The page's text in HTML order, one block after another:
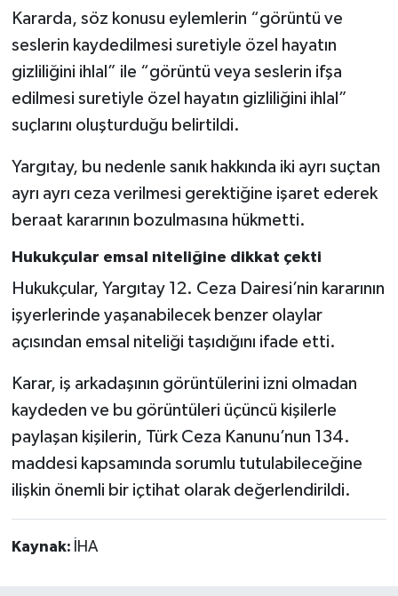
Kararda, söz konusu eylemlerin “görüntü ve
seslerin kaydedilmesi suretiyle özel hayatın
gizliliğini ihlal” ile “görüntü veya seslerin ifşa
edilmesi suretiyle özel hayatın gizliliğini ihlal”
suçlarını oluşturduğu belirtildi.
Yargıtay, bu nedenle sanık hakkında iki ayrı suçtan
ayrı ayrı ceza verilmesi gerektiğine işaret ederek
beraat kararının bozulmasına hükmetti.
Hukukçular emsal niteliğine dikkat çekti
Hukukçular, Yargıtay 12. Ceza Dairesi’nin kararının
işyerlerinde yaşanabilecek benzer olaylar
açısından emsal niteliği taşıdığını ifade etti.
Karar, iş arkadaşının görüntülerini izni olmadan
kaydeden ve bu görüntüleri üçüncü kişilerle
paylaşan kişilerin, Türk Ceza Kanunu’nun 134.
maddesi kapsamında sorumlu tutulabileceğine
ilişkin önemli bir içtihat olarak değerlendirildi.
Kaynak: İHA